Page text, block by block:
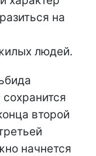
на
людей.
второй
начнется